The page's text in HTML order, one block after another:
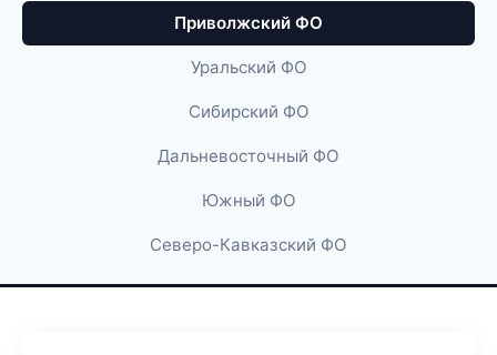
Приволжский ФО
Уральский ФО
Сибирский ФО
Дальневосточный ФО
Южный ФО
Северо-Кавказский ФО